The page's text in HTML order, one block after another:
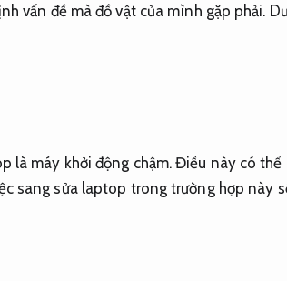
vấn đề mà đồ vật của mình gặp phải.
là máy khởi động chậm. Điều này có thể
sang sửa laptop trong trường hợp này